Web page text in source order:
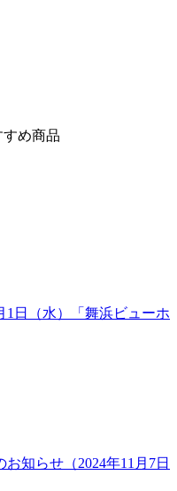
め商品
日（水）「舞浜ビューホ
知らせ（2024年11月7日